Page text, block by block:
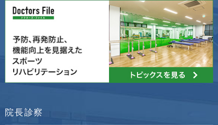
院長診察